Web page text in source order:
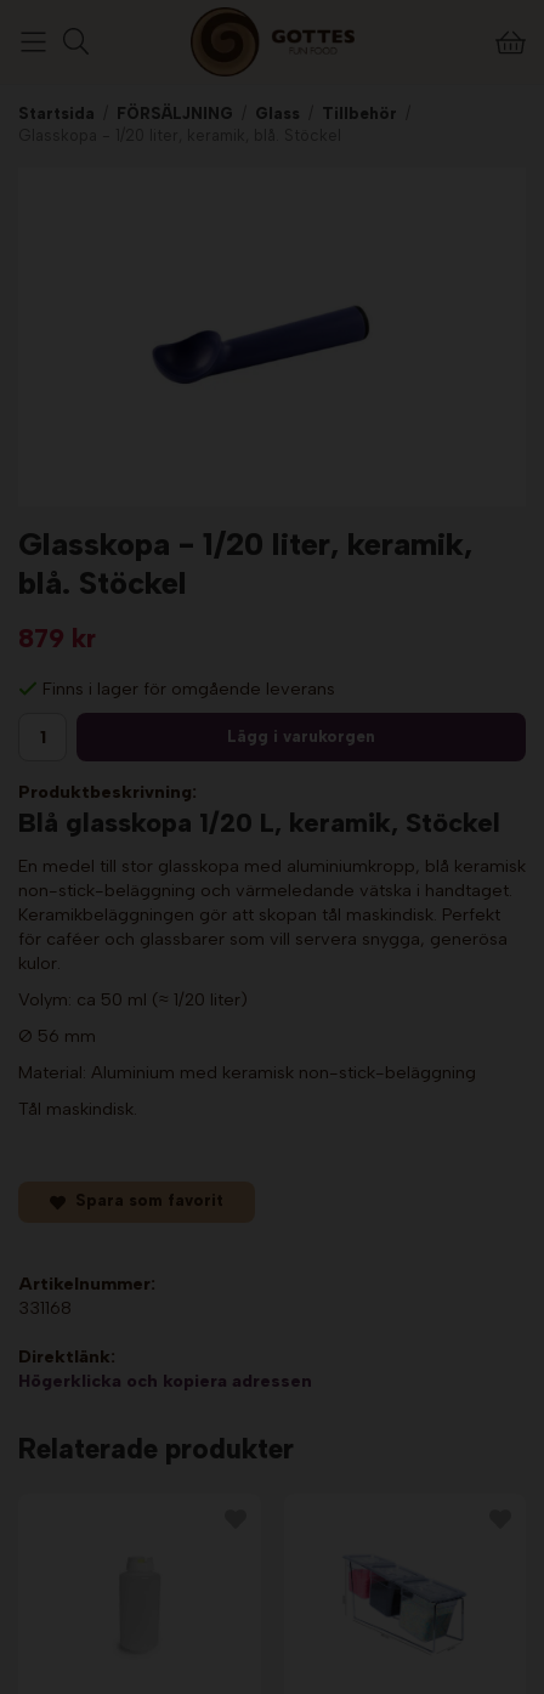
Startsida FÖRSÄLJNING Glass Tillbehör
Glasskopa - 1/20 liter, keramik,
blå. Stöckel
879 kr
Finns i lager för omgående leverans
Lägg i varukorgen
Produktbeskrivning:
Blå glasskopa 1/20 L, keramik, Stöckel
En medel till stor glasskopa med aluminiumkropp, blå keramisk
non-stick-beläggning och värmeledande vätska i handtaget.
Keramikbeläggningen gör att skopan tål maskindisk. Perfekt
för caféer och glassbarer som vill servera snygga, generösa
kulor.
Volym: ca 50 ml (≈ 1/20 liter)
Ø 56 mm
Material: Aluminium med keramisk non-stick-beläggning
Tål maskindisk.
Spara som favorit
Artikelnummer:
331168
Direktlänk:
Högerklicka och kopiera adressen
Relaterade produkter